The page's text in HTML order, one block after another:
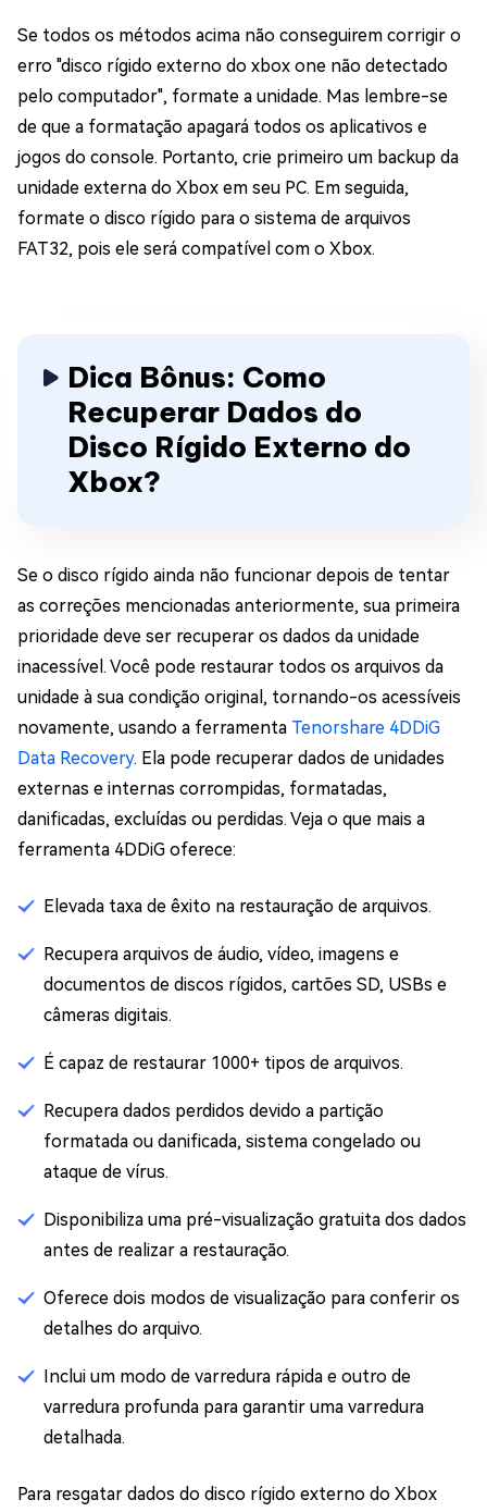
Se todos os métodos acima não conseguirem corrigir o
erro "disco rígido externo do xbox one não detectado
pelo computador", formate a unidade. Mas lembre-se
de que a formatação apagará todos os aplicativos e
jogos do console. Portanto, crie primeiro um backup da
unidade externa do Xbox em seu PC. Em seguida,
formate o disco rígido para o sistema de arquivos
FAT32, pois ele será compatível com o Xbox.
Dica Bônus: Como
Recuperar Dados do
Disco Rígido Externo do
Xbox?
Se o disco rígido ainda não funcionar depois de tentar
as correções mencionadas anteriormente, sua primeira
prioridade deve ser recuperar os dados da unidade
inacessível. Você pode restaurar todos os arquivos da
unidade à sua condição original, tornando-os acessíveis
novamente, usando a ferramenta Tenorshare 4DDiG
Data Recovery. Ela pode recuperar dados de unidades
externas e internas corrompidas, formatadas,
danificadas, excluídas ou perdidas. Veja o que mais a
ferramenta 4DDiG oferece:
Elevada taxa de êxito na restauração de arquivos.
Recupera arquivos de áudio, vídeo, imagens e
documentos de discos rígidos, cartões SD, USBs e
câmeras digitais.
É capaz de restaurar 1000+ tipos de arquivos.
Recupera dados perdidos devido a partição
formatada ou danificada, sistema congelado ou
ataque de vírus.
Disponibiliza uma pré-visualização gratuita dos dados
antes de realizar a restauração.
Oferece dois modos de visualização para conferir os
detalhes do arquivo.
Inclui um modo de varredura rápida e outro de
varredura profunda para garantir uma varredura
detalhada.
Para resgatar dados do disco rígido externo do Xbox